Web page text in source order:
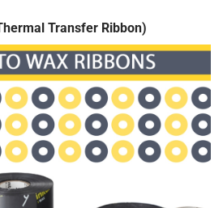
Transfer Ribbon)